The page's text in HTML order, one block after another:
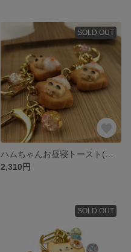
SOLD OUT
2,310円
SOLD OUT